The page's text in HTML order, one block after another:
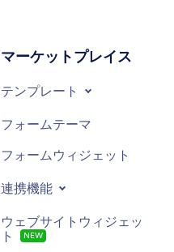
マーケットプレイス
テンプレート
フォームテーマ
フォームウィジェット
連携機能
ウェブサイトウィジェッ
ト
NEW